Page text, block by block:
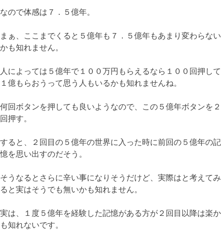
なので体感は７．５億年。
まぁ、ここまでくると５億年も７．５億年もあまり変わらない
かも知れません。
人によっては５億年で１００万円もらえるなら１００回押して
１億もらおうって思う人もいるかも知れませんね。
何回ボタンを押しても良いようなので、この５億年ボタンを２
回押す。
すると、２回目の５億年の世界に入った時に前回の５億年の記
憶を思い出すのだそう。
そうなるとさらに辛い事になりそうだけど、実際はと考えてみ
ると実はそうでも無いかも知れません。
実は、１度５億年を経験した記憶がある方が２回目以降は楽か
も知れないです。